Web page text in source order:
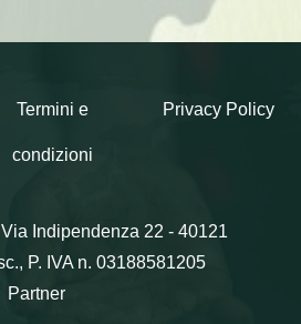
Termini e
condizioni
Privacy Policy
Via Indipendenza 22 - 40121
P. IVA n. 03188581205
Partner